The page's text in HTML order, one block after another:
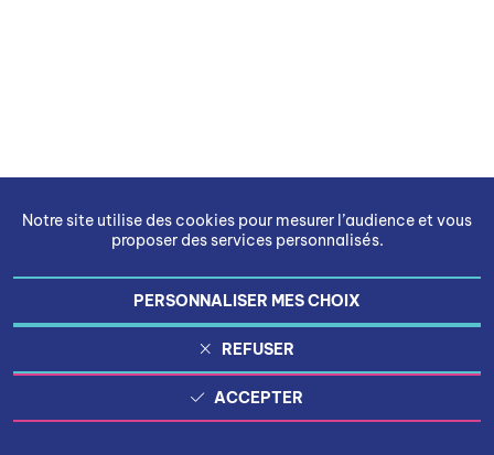
Notre site utilise des cookies pour mesurer l’audience et vous
proposer des services personnalisés.
PERSONNALISER MES CHOIX
REFUSER
ACCEPTER